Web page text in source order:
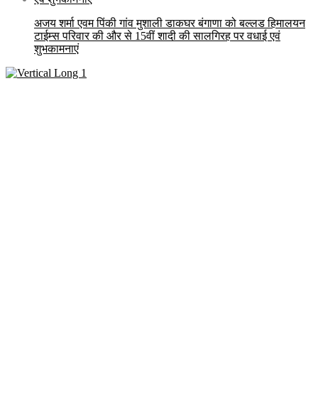
अजय शर्मा एवम पिंकी गांव मुशाली डाकघर बंगाणा को बल्लड हिमालयन
टाईम्स परिवार की और से 15वीं शादी की सालगिरह पर वधाई एवं
शुभकामनाएं